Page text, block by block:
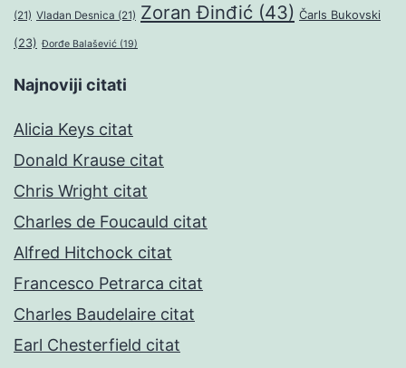
(21) Vladan Desnica (21) Zoran Đinđić (43) Čarls Bukovski
(23) Đorđe Balašević (19)
Najnoviji citati
Alicia Keys citat
Donald Krause citat
Chris Wright citat
Charles de Foucauld citat
Alfred Hitchock citat
Francesco Petrarca citat
Charles Baudelaire citat
Earl Chesterfield citat